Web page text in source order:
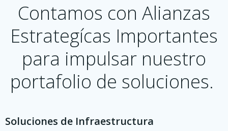
Contamos con Alianzas
Estrategícas Importantes
para impulsar nuestro
portafolio de soluciones.
Soluciones de Infraestructura